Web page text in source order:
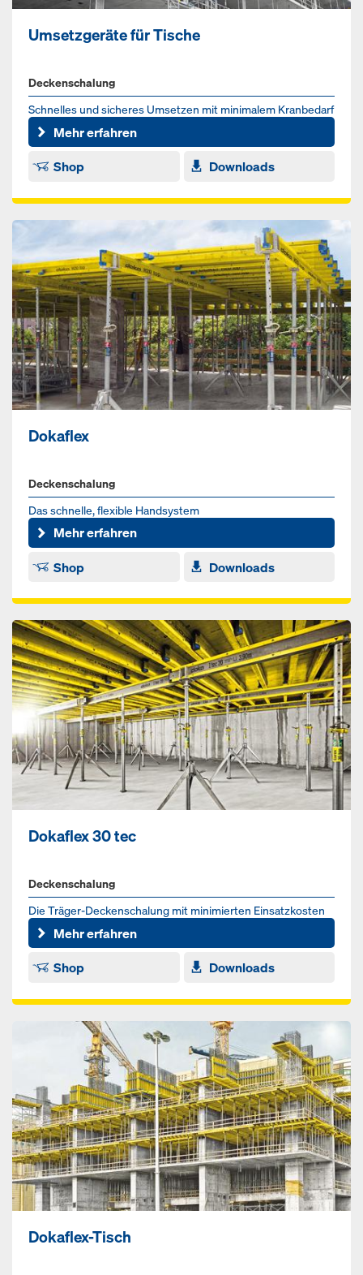
Umsetzgeräte für Tische
Deckenschalung
Schnelles und sicheres Umsetzen mit minimalem Kranbedarf
Mehr erfahren
Shop
Downloads
Dokaflex
Deckenschalung
Das schnelle, flexible Handsystem
Mehr erfahren
Shop
Downloads
Dokaflex 30 tec
Deckenschalung
Die Träger-Deckenschalung mit minimierten Einsatzkosten
Mehr erfahren
Shop
Downloads
Dokaflex-Tisch